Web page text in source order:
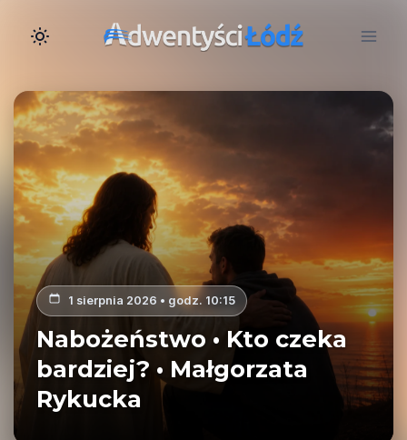
1 sierpnia 2026 • godz. 10:15
Nabożeństwo • Kto czeka
bardziej? • Małgorzata
Rykucka